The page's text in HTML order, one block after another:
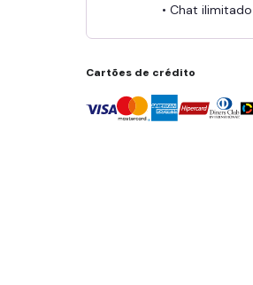
• Chat
Cartões de crédito